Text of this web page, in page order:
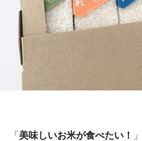
「 美味しいお米が食べたい！ 」